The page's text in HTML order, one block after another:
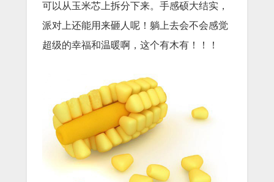
可以从玉米芯上拆分下来。手感硕大结实，
派对上还能用来砸人呢！躺上去会不会感觉
超级的幸福和温暖啊，这个有木有！！！